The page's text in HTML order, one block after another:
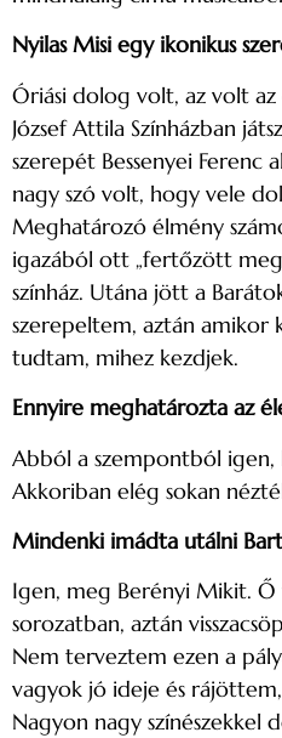
Nyilas Misi egy ikonikus
Óriási dolog volt, az volt az
József Attila Színházban
szerepét Bessenyei
nagy szó volt, hogy vele
Meghatározó élmény
igazából ott „fertőzött
színház. Utána jött a
szerepeltem, aztán amikor
tudtam, mihez kezdjek.
Ennyire meghatározta az
Abból a szempontból
Akkoriban elég sokan
Mindenki imádta utálni
Igen, meg Berényi Mikit.
sorozatban, aztán
Nem terveztem ezen a
vagyok jó ideje és
Nagyon nagy színészekkel